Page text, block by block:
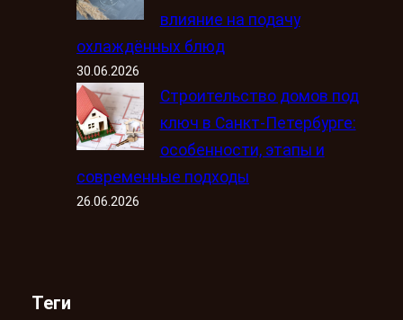
влияние на подачу
охлаждённых блюд
30.06.2026
Строительство домов под
ключ в Санкт-Петербурге:
особенности, этапы и
современные подходы
26.06.2026
Теги